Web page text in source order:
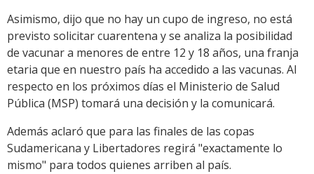
Asimismo, dijo que no hay un cupo de ingreso, no está
previsto solicitar cuarentena y se analiza la posibilidad
de vacunar a menores de entre 12 y 18 años, una franja
etaria que en nuestro país ha accedido a las vacunas. Al
respecto en los próximos días el Ministerio de Salud
Pública (MSP) tomará una decisión y la comunicará.
Además aclaró que para las finales de las copas
Sudamericana y Libertadores regirá "exactamente lo
mismo" para todos quienes arriben al país.